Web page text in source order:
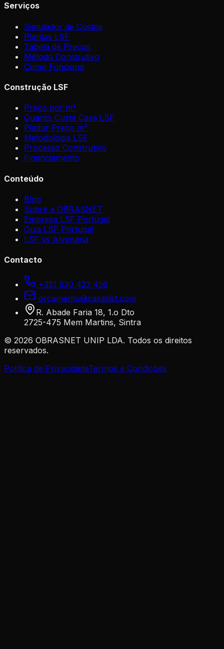
Serviços
Simulador de Custos
Plantas LSF
Tabela de Preços
Método Construtivo
Como Funciona
Construção LSF
Preço por m²
Quanto Custa Casa LSF
Pladur Preço m²
Metodologia LSF
Processo Construtivo
Financiamento
Conteúdo
Blog
Sobre a OBRASNET
Empresa LSF Portugal
Guia LSF Portugal
LSF vs Alvenaria
Contacto
+351 930 423 456
orcamento@casaslsf.com
R. Abade Faria 18, 1.o Dto
2725-475 Mem Martins, Sintra
© 2026 OBRASNET UNIP LDA. Todos os direitos
reservados.
Política de PrivacidadeTermos e Condições